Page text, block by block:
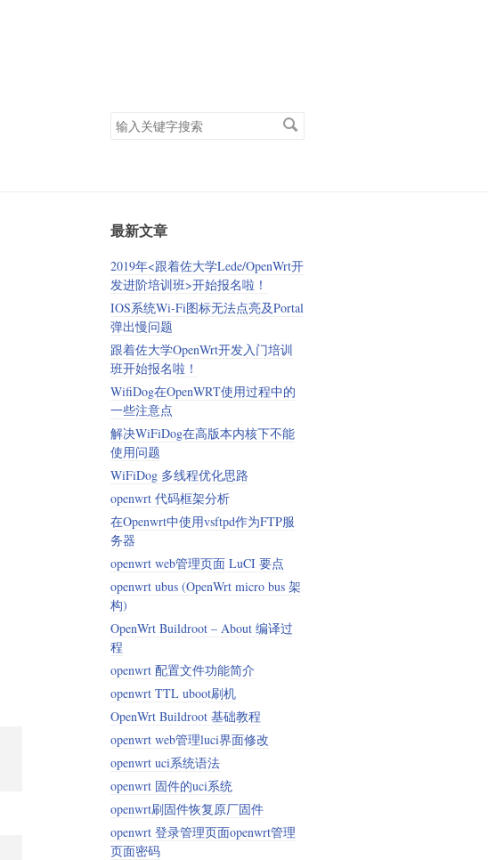
搜
索
最新文章
2019年<跟着佐大学Lede/OpenWrt开
发进阶培训班>开始报名啦！
IOS系统Wi-Fi图标无法点亮及Portal
弹出慢问题
跟着佐大学OpenWrt开发入门培训
班开始报名啦！
WifiDog在OpenWRT使用过程中的
一些注意点
解决WiFiDog在高版本内核下不能
使用问题
WiFiDog 多线程优化思路
openwrt 代码框架分析
在Openwrt中使用vsftpd作为FTP服
务器
openwrt web管理页面 LuCI 要点
openwrt ubus (OpenWrt micro bus 架
构)
OpenWrt Buildroot – About 编译过
程
openwrt 配置文件功能简介
openwrt TTL uboot刷机
OpenWrt Buildroot 基础教程
openwrt web管理luci界面修改
openwrt uci系统语法
openwrt 固件的uci系统
openwrt刷固件恢复原厂固件
openwrt 登录管理页面openwrt管理
页面密码